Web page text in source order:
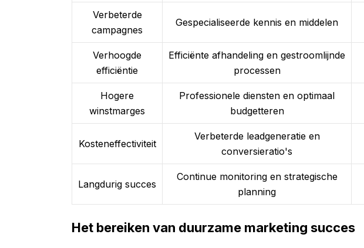
Verbeterde
campagnes
Gespecialiseerde kennis en middelen
Verhoogde
efficiëntie
Efficiënte afhandeling en gestroomlijnde
processen
Hogere
winstmarges
Professionele diensten en optimaal
budgetteren
Kosteneffectiviteit
Verbeterde leadgeneratie en
conversieratio's
Langdurig succes
Continue monitoring en strategische
planning
Het bereiken van duurzame marketing succes